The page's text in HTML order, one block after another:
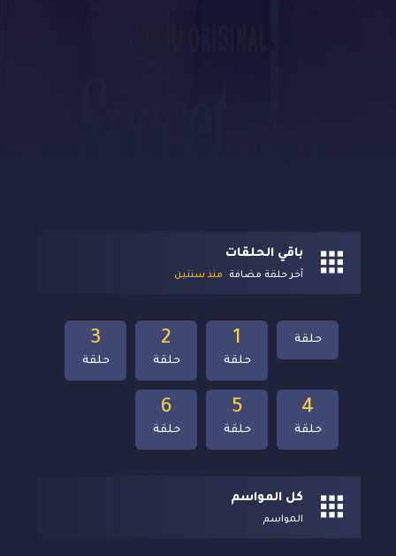
باقي الحلقات
آخر حلقة مضافة منذ سنتين
6
حلقة
5
حلقة
4
حلقة
3
حلقة
2
حلقة
1
حلقة
حلقة
كل المواسم
المواسم